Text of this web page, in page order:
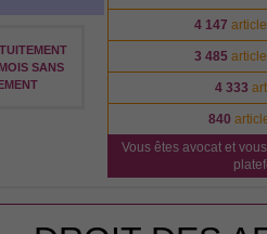
SANS
4 147
3 485
4 333
840
Vous êtes avocat et